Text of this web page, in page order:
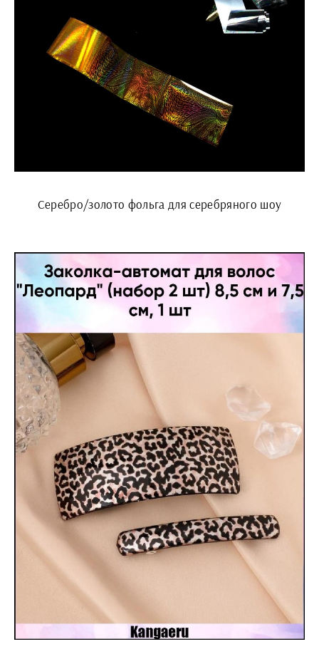
Серебро/золото фольга для серебряного шоу